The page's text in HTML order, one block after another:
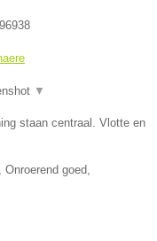
▼
staan centraal. Vlotte en
goed,